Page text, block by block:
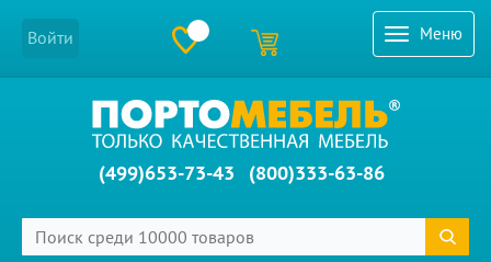
Меню
Войти
(499)653-73-43 (800)333-63-86